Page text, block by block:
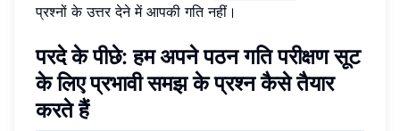
प्रश्नों के उत्तर देने में आपकी गति नहीं।
परदे के पीछे: हम अपने पठन गति परीक्षण सूट
के लिए प्रभावी समझ के प्रश्न कैसे तैयार
करते हैं